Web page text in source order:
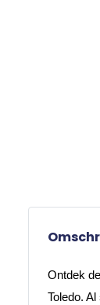
Ontdek
Toledo.